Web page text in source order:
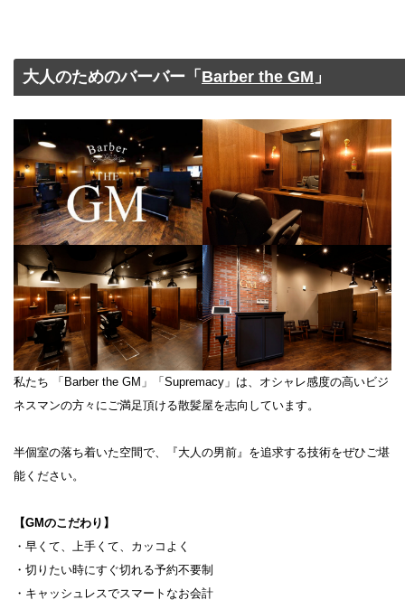
大人のためのバーバー「 Barber the GM 」
私たち 「Barber the GM」「Supremacy」は、オシャレ感度の高いビジ
ネスマンの方々にご満足頂ける散髪屋を志向しています。
半個室の落ち着いた空間で、『大人の男前』を追求する技術をぜひご堪
能ください。
【GMのこだわり】
・早くて、上手くて、カッコよく
・切りたい時にすぐ切れる予約不要制​
・キャッシュレスでスマートなお会計